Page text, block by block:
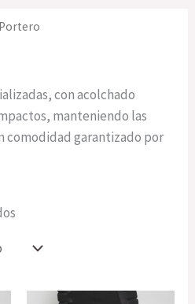
con acolchado
manteniendo las
comodidad garantizado por